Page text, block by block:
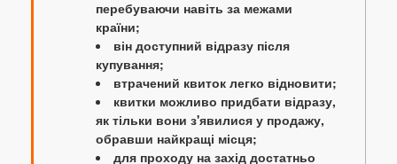
перебуваючи навіть за межами
країни;
він доступний відразу після
купування;
втрачений квиток легко відновити;
квитки можливо придбати відразу,
як тільки вони з'явилися у продажу,
обравши найкращі місця;
для проходу на захід достатньо